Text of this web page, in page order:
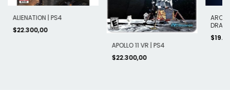
ALIENATION | PS4
$22.300,00
APOLLO 11 VR | PS4
$22.300,00